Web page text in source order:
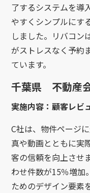
了するシステムを導
やすくシンプルにす
しました。リバコン
がストレスなく予約
ています。
千葉県 不動産
実施内容：顧客レビ
C社は、物件ページ
真や動画とともに実
客の信頼を向上させ
わせ件数が15％増加
ためのデザイン要素